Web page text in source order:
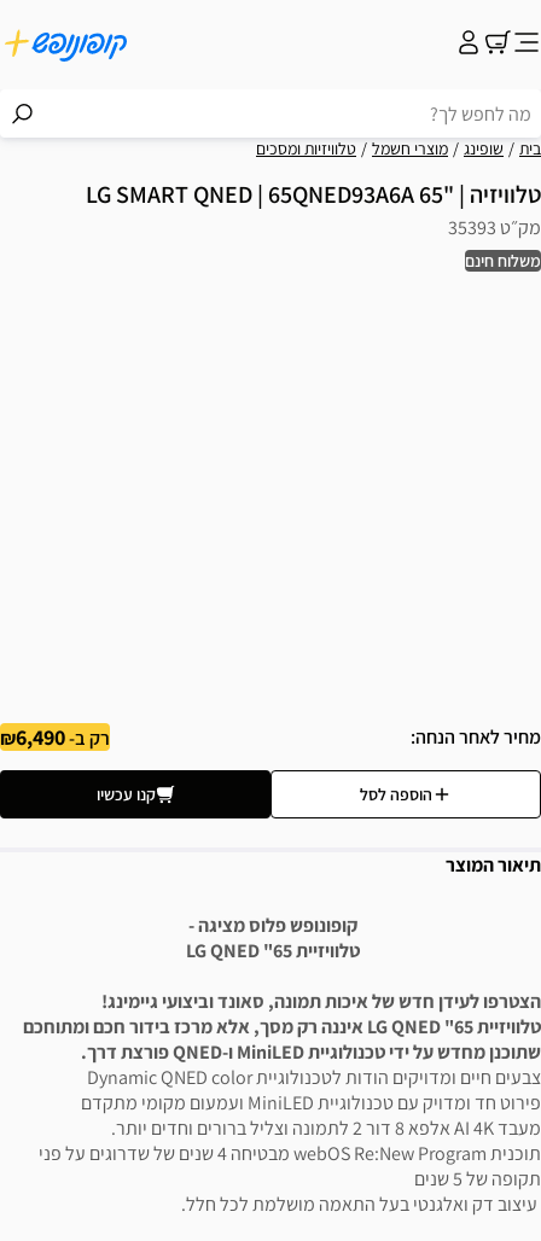
בית שופינג מוצרי חשמל טלוויזיות ומסכים
טלוויזיה | "65 LG SMART QNED | 65QNED93A6A
מק״ט 35393
משלוח חינם
מחיר לאחר הנחה רק ב-6,490
הוספה לסל קנו עכשיו
תיאור המוצר
קופונופש פלוס מציגה -
טלוויזיית LG QNED "65
הצטרפו לעידן חדש של איכות תמונה, סאונד וביצועי גיימינג!
טלוויזיית LG QNED "65 איננה רק מסך, אלא מרכז בידור חכם ומתוחכם
שתוכנן מחדש על ידי טכנולוגיית MiniLED ו-QNED פורצת דרך.
צבעים חיים ומדויקים הודות לטכנולוגיית Dynamic QNED color
פירוט חד ומדויק עם טכנולוגיית MiniLED ועמעום מקומי מתקדם
מעבד AI 4K אלפא 8 דור 2 לתמונה וצליל ברורים וחדים יותר.
תוכנית webOS Re:New Program מבטיחה 4 שנים של שדרוגים על פני
תקופה של 5 שנים
עיצוב דק ואלגנטי בעל התאמה מושלמת לכל חלל.